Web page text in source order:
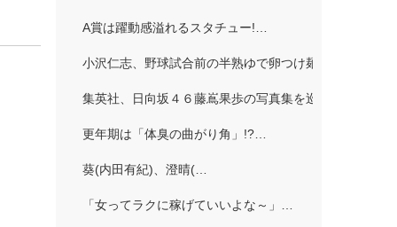
A賞は躍動感溢れるスタチュー!…
小沢仁志、野球試合前の半熟ゆで卵つけ麺披露「たっ
集英社、日向坂４６藤嶌果歩の写真集を巡り声明発表
更年期は「体臭の曲がり角」!?…
葵(内田有紀)、澄晴(…
「女ってラクに稼げていいよな～」…